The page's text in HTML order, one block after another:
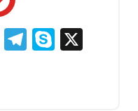
Twitter
Telegram
Skype